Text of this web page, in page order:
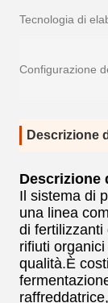
Tecnologia di
Configurazione
Descrizione
Descrizione
Il sistema di
una linea
di fertilizzanti
rifiuti
qualità.È